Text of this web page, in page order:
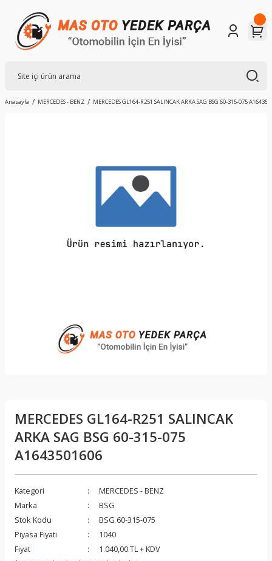
Anasayfa MERCEDES - BENZ MERCEDES GL164-R251 SALINCAK ARKA SAG BSG 60-315-075
MERCEDES GL164-R251 SALINCAK
ARKA SAG BSG 60-315-075
A1643501606
Kategori
MERCEDES - BENZ
Marka
BSG
Stok Kodu
BSG 60-315-075
Piyasa Fiyatı
1040
Fiyat
1.040,00 TL + KDV